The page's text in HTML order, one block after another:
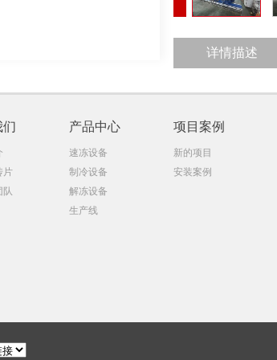
详情描述
们
片
队
产品中心
速冻设备
制冷设备
解冻设备
生产线
项目案例
新的项目
安装案例